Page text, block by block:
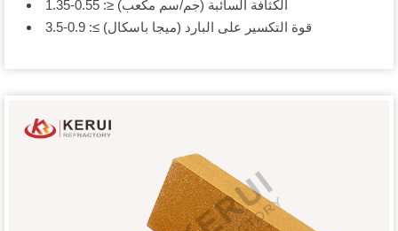
الكثافة السائبة (جم/سم مكعب) ≤: 0.55-1.35
قوة التكسير على البارد (ميجا باسكال) ≥: 0.9-3.5